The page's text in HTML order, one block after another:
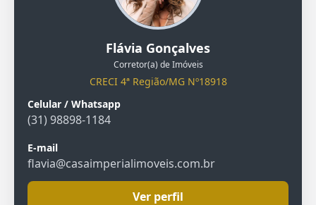
Flávia Gonçalves
Corretor(a) de Imóveis
CRECI 4ª Região/MG Nº18918
Celular / Whatsapp
(31) 98898-1184
E-mail
flavia@casaimperialimoveis.com.br
Ver perfil